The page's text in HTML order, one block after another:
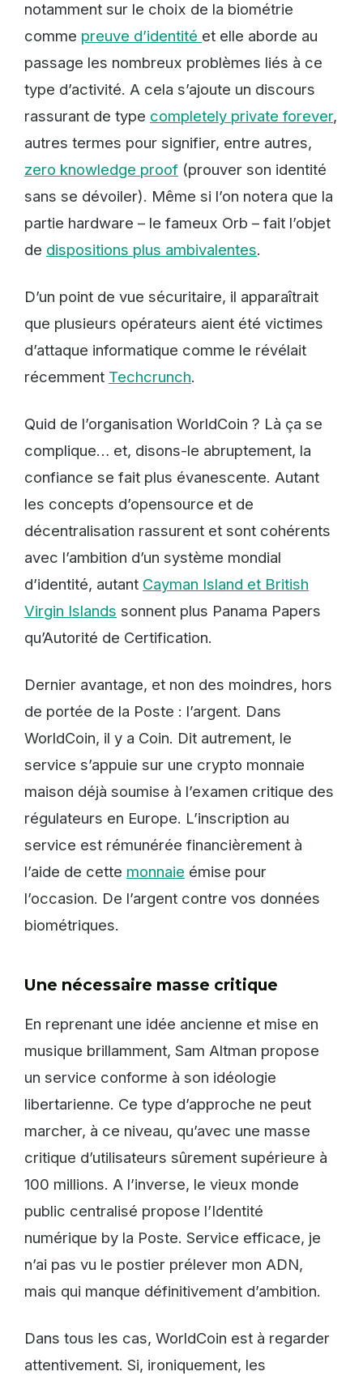
notamment sur le choix de la biométrie
comme preuve d’identité et elle aborde au
passage les nombreux problèmes liés à ce
type d’activité. A cela s’ajoute un discours
rassurant de type completely private forever,
autres termes pour signifier, entre autres,
zero knowledge proof (prouver son identité
sans se dévoiler). Même si l’on notera que la
partie hardware – le fameux Orb – fait l’objet
de dispositions plus ambivalentes.
D’un point de vue sécuritaire, il apparaîtrait
que plusieurs opérateurs aient été victimes
d’attaque informatique comme le révélait
récemment Techcrunch.
Quid de l’organisation WorldCoin ? Là ça se
complique… et, disons-le abruptement, la
confiance se fait plus évanescente. Autant
les concepts d’opensource et de
décentralisation rassurent et sont cohérents
avec l’ambition d’un système mondial
d’identité, autant Cayman Island et British
Virgin Islands sonnent plus Panama Papers
qu’Autorité de Certification.
Dernier avantage, et non des moindres, hors
de portée de la Poste : l’argent. Dans
WorldCoin, il y a Coin. Dit autrement, le
service s’appuie sur une crypto monnaie
maison déjà soumise à l’examen critique des
régulateurs en Europe. L’inscription au
service est rémunérée financièrement à
l’aide de cette monnaie émise pour
l’occasion. De l’argent contre vos données
biométriques.
Une nécessaire masse critique
En reprenant une idée ancienne et mise en
musique brillamment, Sam Altman propose
un service conforme à son idéologie
libertarienne. Ce type d’approche ne peut
marcher, à ce niveau, qu’avec une masse
critique d’utilisateurs sûrement supérieure à
100 millions. A l’inverse, le vieux monde
public centralisé propose l’Identité
numérique by la Poste. Service efficace, je
n’ai pas vu le postier prélever mon ADN,
mais qui manque définitivement d’ambition.
Dans tous les cas, WorldCoin est à regarder
attentivement. Si, ironiquement, les